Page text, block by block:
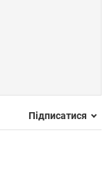
Підписатися